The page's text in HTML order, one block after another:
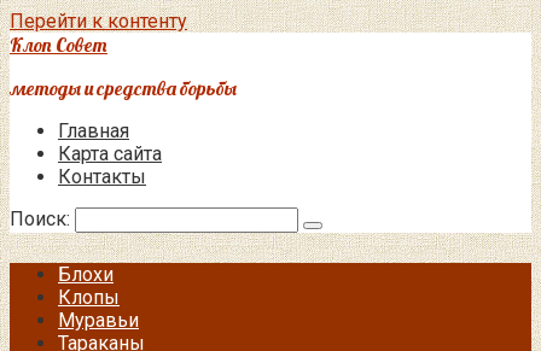
Перейти к контенту
Клоп Совет
методы и средства борьбы
Главная
Карта сайта
Контакты
Поиск:
Блохи
Клопы
Муравьи
Тараканы